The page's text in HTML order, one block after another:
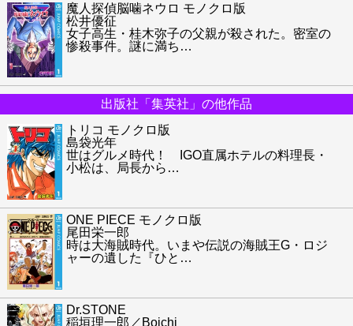
魔人探偵脳噛ネウロ モノクロ版
松井優征
女子高生・桂木弥子の父親が殺された。密室の
惨殺事件。謎に満ち …
出版社「集英社」の他作品
トリコ モノクロ版
島袋光年
世はグルメ時代！ IGO直属ホテルの料理長・
小松は、局長から …
ONE PIECE モノクロ版
尾田栄一郎
時は大海賊時代。いまや伝説の海賊王G・ロジ
ャーの遺した『ひと …
Dr.STONE
稲垣理一郎／Boichi